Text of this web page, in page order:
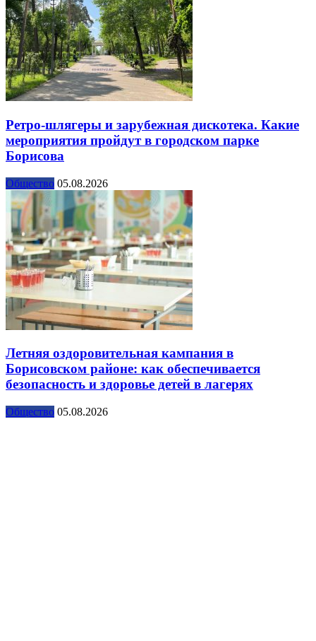
Ретро-шлягеры и зарубежная дискотека. Какие
мероприятия пройдут в городском парке
Борисова
Общество 05.08.2026
Летняя оздоровительная кампания в
Борисовском районе: как обеспечивается
безопасность и здоровье детей в лагерях
Общество 05.08.2026